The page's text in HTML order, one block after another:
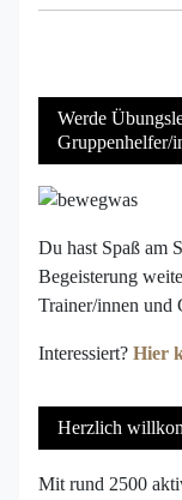
Werde
Gruppenhelfer/
Du hast Spaß am
Begeisterung
Trainer/innen und
Interessiert? Hier
Herzlich
Mit rund 2500